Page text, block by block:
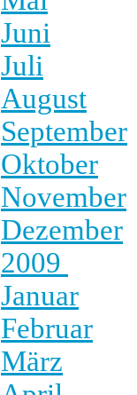
Juni
Juli
August
September
Oktober
November
Dezember
2009
Januar
Februar
März